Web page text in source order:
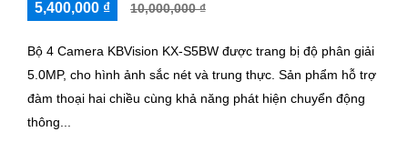
5,400,000 ₫ 10,000,000 ₫
Bộ 4 Camera KBVision KX-S5BW được trang bị độ phân giải
5.0MP, cho hình ảnh sắc nét và trung thực. Sản phẩm hỗ trợ
đàm thoại hai chiều cùng khả năng phát hiện chuyển động
thông...